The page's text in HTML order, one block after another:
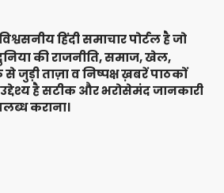
हिंदी समाचार पोर्टल है जो
की राजनीति, समाज, खेल,
ताज़ा व निष्पक्ष ख़बरें पाठकों
उद्देश्य है सटीक और भरोसेमंद जानकारी
कराना।